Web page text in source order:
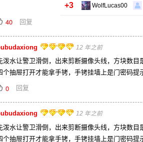
+3 WolfLucas00
40 回复
12 年之前
泼水让警卫滑倒，出来剪断摄像头线，方块数目
个抽屉打开才能拿手铐，手铐挂墙上是门密码提
0
回复
12 年之前
泼水让警卫滑倒，出来剪断摄像头线，方块数目
个抽屉打开才能拿手铐，手铐挂墙上是门密码提